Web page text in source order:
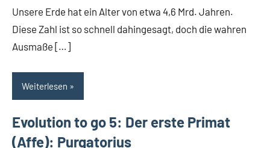
Unsere Erde hat ein Alter von etwa 4,6 Mrd. Jahren.
Diese Zahl ist so schnell dahingesagt, doch die wahren
Ausmaße […]
Weiterlesen
Evolution to go 5: Der erste Primat
(Affe): Purgatorius